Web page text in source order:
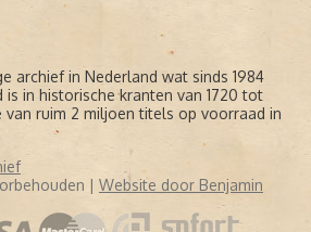
archief in Nederland wat sinds 1984
in historische kranten van 1720 tot
ruim 2 miljoen titels op voorraad in
| Website door Benjamin